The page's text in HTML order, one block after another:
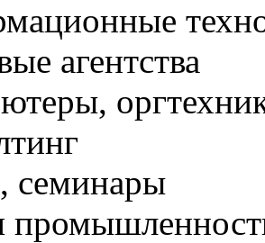
агентства
семинары